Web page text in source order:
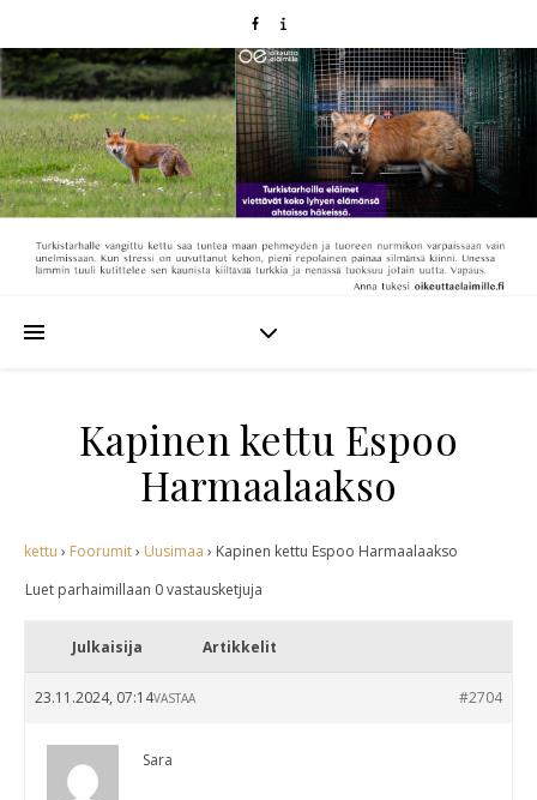
Kapinen kettu Espoo
Harmaalaakso
kettu › Foorumit› Uusimaa › Kapinen kettu Espoo Harmaalaakso
Luet parhaimillaan 0 vastausketjuja
Julkaisija Artikkelit
23.11.2024, 07:14 #2704
VASTAA
Sara